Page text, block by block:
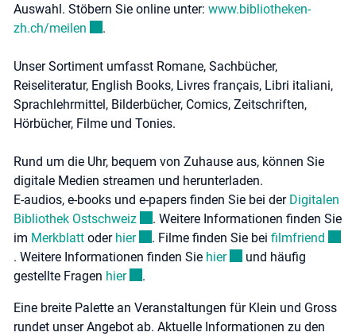
Auswahl. Stöbern Sie online unter: www.bibliotheken-
zh.ch/meilen Externer Link wird in einem neuen Fenster
.
Unser Sortiment umfasst Romane, Sachbücher,
Reiseliteratur, English Books, Livres français, Libri italiani,
Sprachlehrmittel, Bilderbücher, Comics, Zeitschriften,
Hörbücher, Filme und Tonies.
Rund um die Uhr, bequem von Zuhause aus, können Sie
digitale Medien streamen und herunterladen.
E-audios, e-books und e-papers finden Sie bei der Digitalen
Bibliothek OstschweizExterner Link wird in einem neuen
. Weitere Informationen finden Sie
im Merkblatt oder hierExterner Link wird in einem neuen
. Filme finden Sie bei filmfriend
. Weitere Informationen finden Sie hierExterner Link wird in
und häufig
gestellte Fragen hierExterner Link wird in einem neuen
.
Eine breite Palette an Veranstaltungen für Klein und Gross
rundet unser Angebot ab. Aktuelle Informationen zu den